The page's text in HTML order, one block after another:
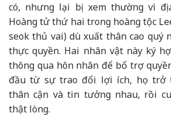
có, nhưng lại bị xem thường vì
Hoàng tử thứ hai trong hoàng tộc
seok thủ vai) dù xuất thân cao quý
thực quyền. Hai nhân vật này ký
thông qua hôn nhân để bổ trợ
đầu từ sự trao đổi lợi ích, họ trở
thân cận và tin tưởng nhau, rồi
thật lòng.